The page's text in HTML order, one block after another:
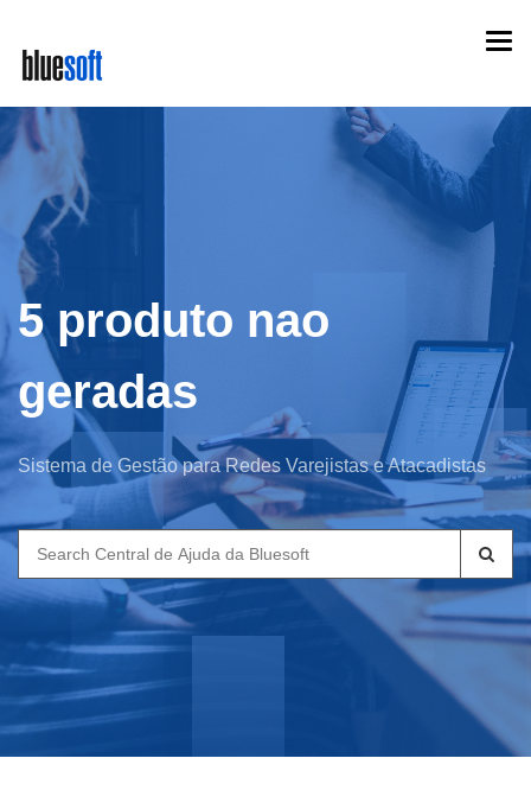
main
content
5 produto nao
geradas
Sistema de Gestão para Redes Varejistas e Atacadistas
Search
for: